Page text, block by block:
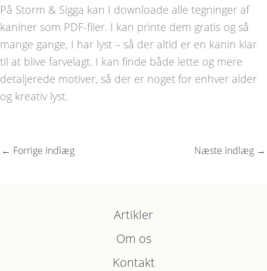
På Storm & Sigga kan I downloade alle tegninger af
kaniner som PDF-filer. I kan printe dem gratis og så
mange gange, I har lyst – så der altid er en kanin klar
til at blive farvelagt. I kan finde både lette og mere
detaljerede motiver, så der er noget for enhver alder
og kreativ lyst.
← Forrige Indlæg Næste Indlæg →
Artikler
Om os
Kontakt